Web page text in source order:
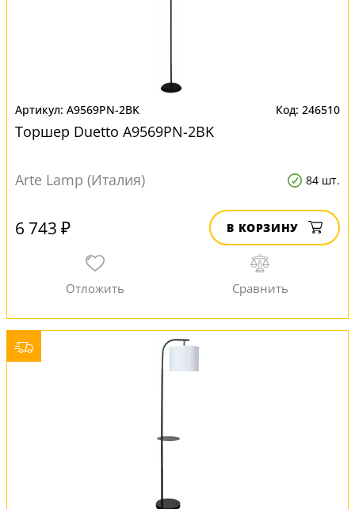
A9569PN-2BK 246510
Торшер Duetto A9569PN-2BK
Arte Lamp (Италия) 84 шт.
6 743 ₽ В КОРЗИНУ